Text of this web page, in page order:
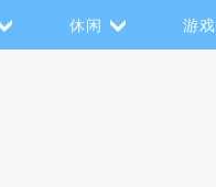
休闲 游戏